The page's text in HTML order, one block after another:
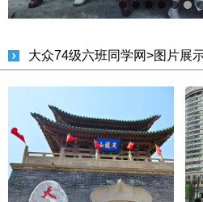
大众74级六班同学网>图片展